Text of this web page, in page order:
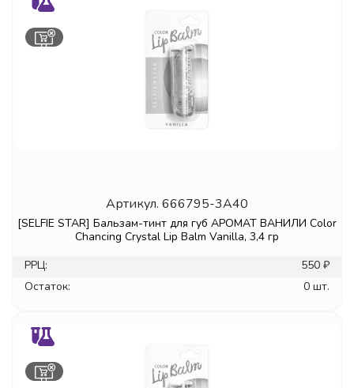
Артикул. 666795-3A40
[SELFIE STAR] Бальзам-тинт для губ АРОМАТ ВАНИЛИ Color
Chancing Crystal Lip Balm Vanilla, 3,4 гр
РРЦ:
550 ₽
Остаток:
0 шт.